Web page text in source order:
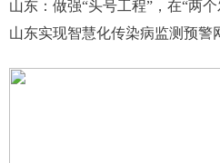
山东：做强“头号工程”，在“两
山东实现智慧化传染病监测预警